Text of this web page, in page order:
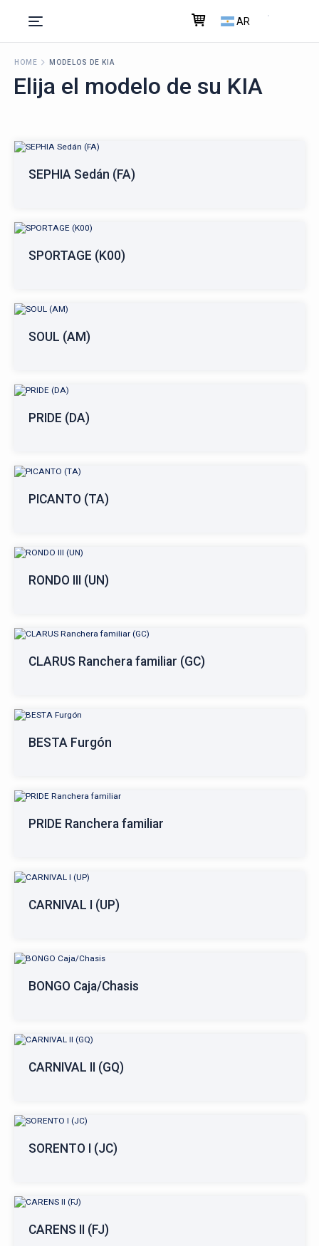
AR
HOME MODELOS DE KIA
Elija el modelo de su KIA
SEPHIA Sedán (FA)
SPORTAGE (K00)
SOUL (AM)
PRIDE (DA)
PICANTO (TA)
RONDO III (UN)
CLARUS Ranchera familiar (GC)
BESTA Furgón
PRIDE Ranchera familiar
CARNIVAL I (UP)
BONGO Caja/Chasis
CARNIVAL II (GQ)
SORENTO I (JC)
CARENS II (FJ)